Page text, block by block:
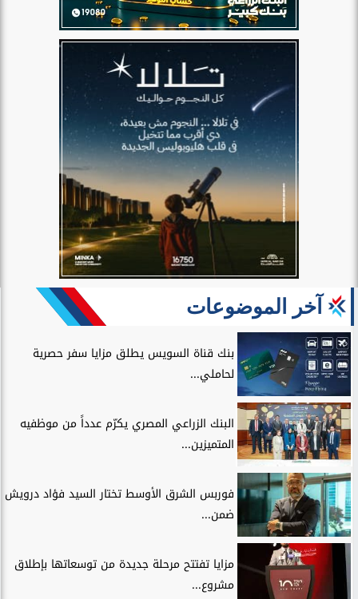
آخر الموضوعات
بنك قناة السويس يطلق مزايا سفر حصرية
لحاملي...
البنك الزراعي المصري يكرّم عدداً من موظفيه
المتميزين...
فوربس الشرق الأوسط تختار السيد فؤاد درويش
ضمن...
مزايا تفتتح مرحلة جديدة من توسعاتها بإطلاق
مشروع...